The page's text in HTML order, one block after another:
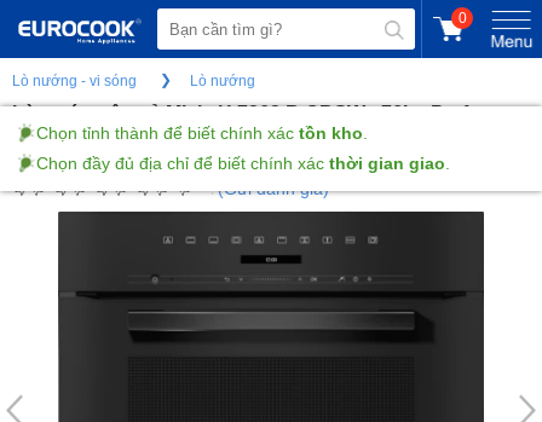
0
Lò nướng - vi sóng Lò nướng
Lò nướng âm tủ Miele H 7262 B OBSW - 76L - Perfect
Clean
(Gửi đánh giá)